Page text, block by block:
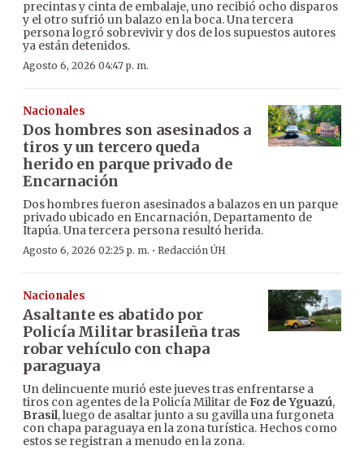
precintas y cinta de embalaje, uno recibió ocho disparos
y el otro sufrió un balazo en la boca. Una tercera
persona logró sobrevivir y dos de los supuestos autores
ya están detenidos.
Agosto 6, 2026 04:47 p. m.
Nacionales
Dos hombres son asesinados a
tiros y un tercero queda
herido en parque privado de
Encarnación
Dos hombres fueron asesinados a balazos en un parque
privado ubicado en Encarnación, Departamento de
Itapúa. Una tercera persona resultó herida.
Agosto 6, 2026 02:25 p. m. · Redacción ÚH
Nacionales
Asaltante es abatido por
Policía Militar brasileña tras
robar vehículo con chapa
paraguaya
Un delincuente murió este jueves tras enfrentarse a
tiros con agentes de la Policía Militar deFoz de Yguazú,
Brasil, luego de asaltar junto a su gavilla una furgoneta
con chapa paraguaya en la zona turística. Hechos como
estos se registran a menudo en la zona.